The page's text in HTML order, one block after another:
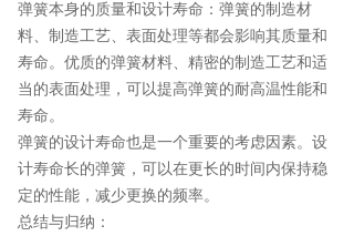
弹簧本身的质量和设计寿命：弹簧的制造材
料、制造工艺、表面处理等都会影响其质量和
寿命。优质的弹簧材料、精密的制造工艺和适
当的表面处理，可以提高弹簧的耐高温性能和
寿命。
弹簧的设计寿命也是一个重要的考虑因素。设
计寿命长的弹簧，可以在更长的时间内保持稳
定的性能，减少更换的频率。
总结与归纳：